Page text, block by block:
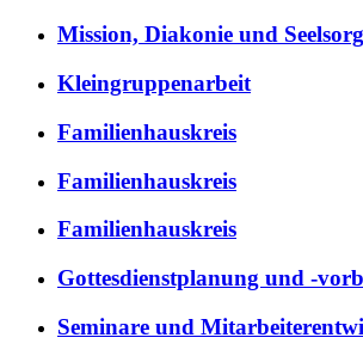
Mission, Diakonie und
Kleingruppenarbeit
Familienhauskreis
Familienhauskreis
Familienhauskreis
Gottesdienstplanung und -
Seminare und